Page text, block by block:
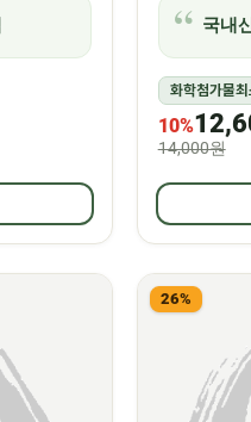
국내
화학첨가물
10%
14,000원
26%